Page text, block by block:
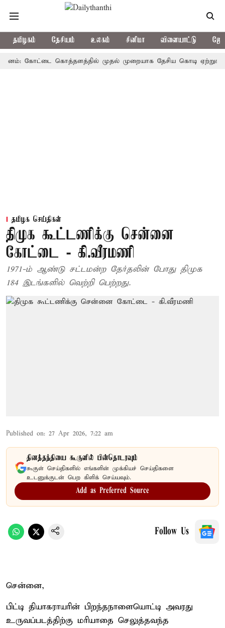
தமிழகம் தேசியம் உலகம் சினிமா விளையாட்டு
கோட்டை கொத்தளத்தில் முதல் முறையாக தேசிய கொடி ஏற்றுகிறார்,
தமிழக செய்திகள்
திமுக கூட்டணிக்கு சென்னை
கோட்டை - கி.வீரமணி
1971-ம் ஆண்டு சட்டமன்ற தேர்தலின் போது திமுக
184 இடங்களில் வெற்றி பெற்றது.
Published on: 27 Apr 2026, 7:22 am
தினத்தந்தியை கூகுளில் பின்தொடரவும்
கூகுள் செய்திகளில் எங்களின் முக்கியச் செய்திகளை
உடனுக்குடன் பெற கிளிக் செய்யவும்.
Add as Preferred Source
Follow Us
சென்னை,
பிட்டி தியாகராயரின் பிறந்தநாளையொட்டி அவரது
உருவப்படத்திற்கு மரியாதை செலுத்தவந்த